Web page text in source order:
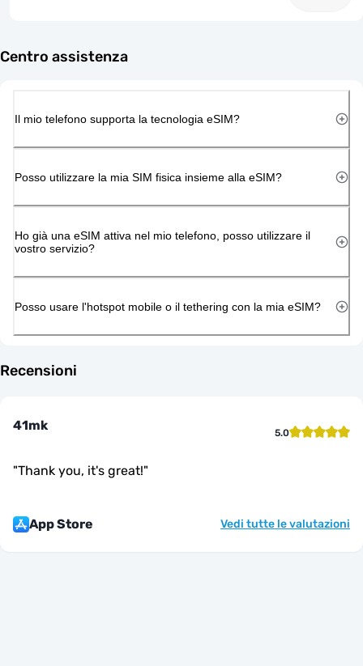
Centro assistenza
Il mio telefono supporta la tecnologia eSIM?
Posso utilizzare la mia SIM fisica insieme alla eSIM?
Ho già una eSIM attiva nel mio telefono, posso utilizzare il
vostro servizio?
Posso usare l'hotspot mobile o il tethering con la mia eSIM?
Recensioni
41mk 5.0
"Thank you, it's great!"
App Store Vedi tutte le valutazioni